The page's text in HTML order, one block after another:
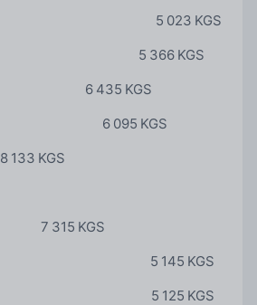
5 023 KGS
5 366 KGS
6 435 KGS
6 095 KGS
8 133 KGS
7 315 KGS
5 145 KGS
5 125 KGS